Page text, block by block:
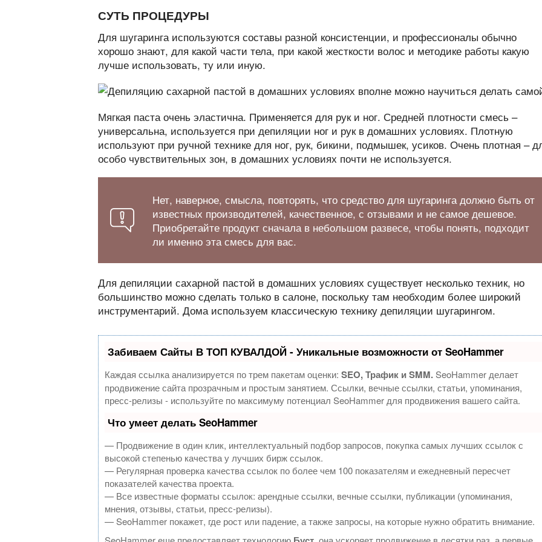
СУТЬ ПРОЦЕДУРЫ
Для шугаринга используются составы разной консистенции, и профессионалы обычно
хорошо знают, для какой части тела, при какой жесткости волос и методике работы какую
лучше использовать, ту или иную.
Мягкая паста очень эластична. Применяется для рук и ног. Средней плотности смесь –
универсальна, используется при депиляции ног и рук в домашних условиях. Плотную
используют при ручной технике для ног, рук, бикини, подмышек, усиков. Очень плотная –
особо чувствительных зон, в домашних условиях почти не используется.
Нет, наверное, смысла, повторять, что средство для шугаринга должно быть от
известных производителей, качественное, с отзывами и не самое дешевое.
Приобретайте продукт сначала в небольшом развесе, чтобы понять, подходит
ли именно эта смесь для вас.
Для депиляции сахарной пастой в домашних условиях существует несколько техник, но
большинство можно сделать только в салоне, поскольку там необходим более широкий
инструментарий. Дома используем классическую технику депиляции шугарингом.
Забиваем Сайты В ТОП КУВАЛДОЙ - Уникальные возможности от SeoHammer
Каждая ссылка анализируется по трем пакетам оценки: SEO, Трафик и SMM.SeoHammer делает
продвижение сайта прозрачным и простым занятием. Ссылки, вечные ссылки, статьи, упоминания,
пресс-релизы - используйте по максимуму потенциал SeoHammer для продвижения вашего сайта.
Что умеет делать SeoHammer
— Продвижение в один клик, интеллектуальный подбор запросов, покупка самых лучших ссылок с
высокой степенью качества у лучших бирж ссылок.
— Регулярная проверка качества ссылок по более чем 100 показателям и ежедневный пересчет
показателей качества проекта.
— Все известные форматы ссылок: арендные ссылки, вечные ссылки, публикации (упоминания,
мнения, отзывы, статьи, пресс-релизы).
— SeoHammer покажет, где рост или падение, а также запросы, на которые нужно обратить внимание.